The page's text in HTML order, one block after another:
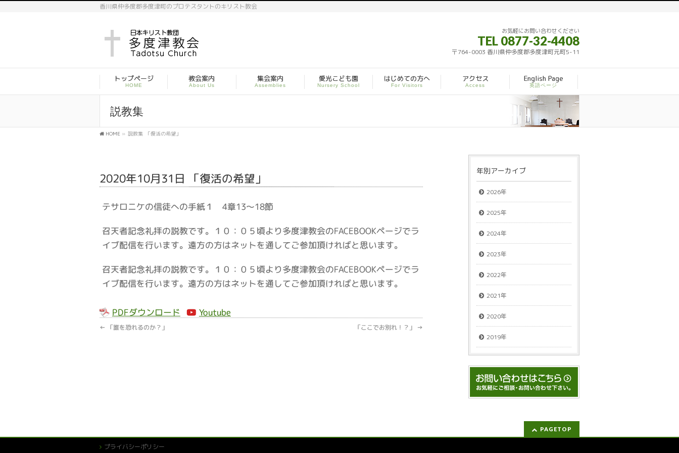
香川県仲多度郡多度津町のプロテスタントのキリスト教会
お気軽にお問い合わせください
TEL 0877-32-4408
〒764-0003 香川県仲多度郡多度津町元町5-11
トップページ
HOME
教会案内
About Us
集会案内
Assemblies
愛光こども園
Nursery School
はじめての方へ
For Visitors
アクセス
Access
English Page
英語ページ
説教集
HOME » 説教集 「復活の希望」
2020年10月31日 「復活の希望」
テサロニケの信徒への手紙１ 4章13～18節
召天者記念礼拝の説教です。１０：０５頃より多度津教会のFACEBOOKページでラ
イブ配信を行います。遠方の方はネットを通してご参加頂ければと思います。
召天者記念礼拝の説教です。１０：０５頃より多度津教会のFACEBOOKページでラ
イブ配信を行います。遠方の方はネットを通してご参加頂ければと思います。
PDFダウンロード Youtube
← 「誰を恐れるのか？」 「ここでお別れ！？」 →
年別アーカイブ
2026年
2025年
2024年
2023年
2022年
2021年
2020年
2019年
PAGETOP
プライバシーポリシー